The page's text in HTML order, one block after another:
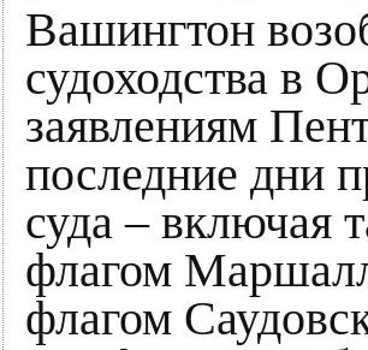
Вашингтон
судоходства в
заявлениям
последние дни
суда – включая
флагом
флагом